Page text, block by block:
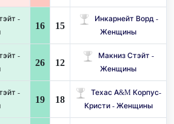
-
16 15
Инкарнейт Ворд -
Женщины
-
26 12
Макниз Стэйт -
Женщины
-
19 18
Техас A&M Корпус-
Кристи - Женщины